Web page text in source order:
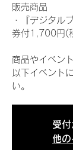
販売商品
・『デジタル
券付1,700円(
商品やイベン
以下イベント
い。
受
他